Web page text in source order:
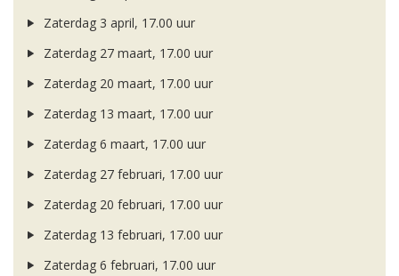
Zaterdag 3 april, 17.00 uur
Zaterdag 27 maart, 17.00 uur
Zaterdag 20 maart, 17.00 uur
Zaterdag 13 maart, 17.00 uur
Zaterdag 6 maart, 17.00 uur
Zaterdag 27 februari, 17.00 uur
Zaterdag 20 februari, 17.00 uur
Zaterdag 13 februari, 17.00 uur
Zaterdag 6 februari, 17.00 uur